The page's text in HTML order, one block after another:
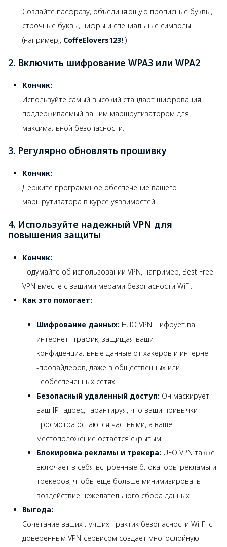
Создайте пасфразу, объединяющую прописные буквы,
строчные буквы, цифры и специальные символы
(например,, CoffeElovers123! )
2. Включить шифрование WPA3 или WPA2
Кончик:
Используйте самый высокий стандарт шифрования,
поддерживаемый вашим маршрутизатором для
максимальной безопасности.
3. Регулярно обновлять прошивку
Кончик:
Держите программное обеспечение вашего
маршрутизатора в курсе уязвимостей.
4. Используйте надежный VPN для
повышения защиты
Кончик:
Подумайте об использовании VPN, например, Best Free
VPN вместе с вашими мерами безопасности WiFi.
Как это помогает:
Шифрование данных: НЛО VPN шифрует ваш
интернет -трафик, защищая ваши
конфиденциальные данные от хакеров и интернет
-провайдеров, даже в общественных или
необеспеченных сетях.
Безопасный удаленный доступ: Он маскирует
ваш IP -адрес, гарантируя, что ваши привычки
просмотра остаются частными, а ваше
местоположение остается скрытым.
Блокировка рекламы и трекера: UFO VPN также
включает в себя встроенные блокаторы рекламы и
трекеров, чтобы еще больше минимизировать
воздействие нежелательного сбора данных.
Выгода:
Сочетание ваших лучших практик безопасности Wi-Fi с
доверенным VPN-сервисом создает многослойную